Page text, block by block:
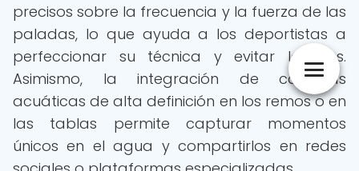
precisos sobre la frecuencia y la fuerza de las
paladas, lo que ayuda a los deportistas a
perfeccionar su técnica y evitar lesiones.
Asimismo, la integración de cámaras
acuáticas de alta definición en los remos o en
las tablas permite capturar momentos
únicos en el agua y compartirlos en redes